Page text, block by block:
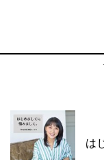
は